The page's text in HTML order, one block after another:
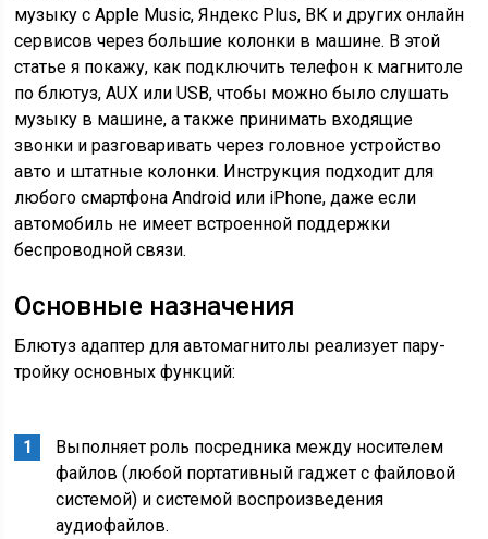
музыку с Apple Music, Яндекс Plus, ВК и других онлайн
сервисов через большие колонки в машине. В этой
статье я покажу, как подключить телефон к магнитоле
по блютуз, AUX или USB, чтобы можно было слушать
музыку в машине, а также принимать входящие
звонки и разговаривать через головное устройство
авто и штатные колонки. Инструкция подходит для
любого смартфона Android или iPhone, даже если
автомобиль не имеет встроенной поддержки
беспроводной связи.
Основные назначения
Блютуз адаптер для автомагнитолы реализует пару-
тройку основных функций:
Выполняет роль посредника между носителем
файлов (любой портативный гаджет с файловой
системой) и системой воспроизведения
аудиофайлов.